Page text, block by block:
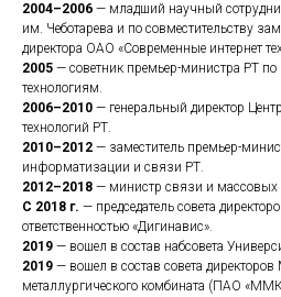
2004–2006 — младший научный
им. Чеботарева и по совместительству
директора ОАО «Современные интернет
2005 — советник премьер-министра РТ
технологиям.
2006–2010 — генеральный директор
технологий РТ.
2010–2012 — заместитель премьер-
информатизации и связи РТ.
2012–2018 — министр связи и
С 2018 г. — председатель совета
ответственностью «Дигинавис».
2019 — вошел в состав набсовета
2019 — вошел в состав совета директоров
металлургического комбината (ПАО